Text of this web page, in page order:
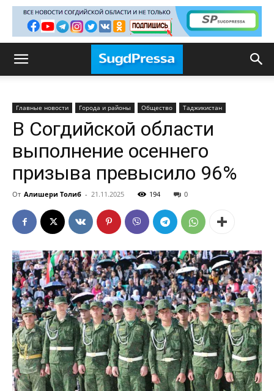
Главные новости Города и районы Общество Таджикистан
В Согдийской области
выполнение осеннего
призыва превысило 96%
От Алишери Толиб - 21.11.2025 194 0